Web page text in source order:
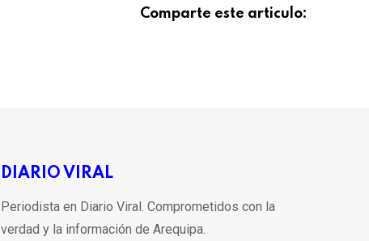
Comparte este articulo:
DIARIO VIRAL
Periodista en Diario Viral. Comprometidos con la
verdad y la información de Arequipa.